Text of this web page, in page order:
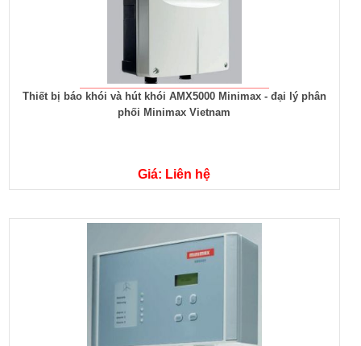
Thiết bị báo khói và hút khói AMX5000 Minimax - đại lý phân
phối Minimax Vietnam
Giá: Liên hệ